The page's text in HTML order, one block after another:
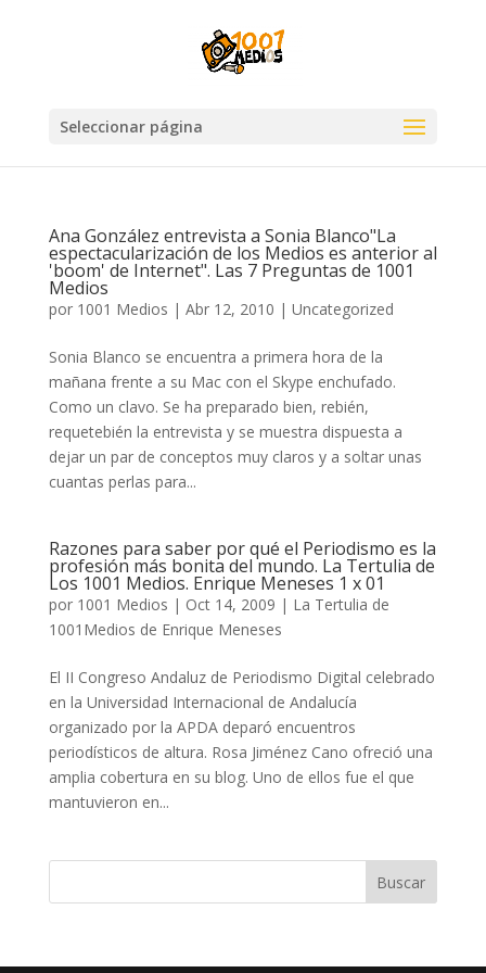
Seleccionar página
Ana González entrevista a Sonia Blanco"La
espectacularización de los Medios es anterior al
'boom' de Internet". Las 7 Preguntas de 1001
Medios
por 1001 Medios | Abr 12, 2010 | Uncategorized
Sonia Blanco se encuentra a primera hora de la
mañana frente a su Mac con el Skype enchufado.
Como un clavo. Se ha preparado bien, rebién,
requetebién la entrevista y se muestra dispuesta a
dejar un par de conceptos muy claros y a soltar unas
cuantas perlas para...
Razones para saber por qué el Periodismo es la
profesión más bonita del mundo. La Tertulia de
Los 1001 Medios. Enrique Meneses 1 x 01
por 1001 Medios | Oct 14, 2009 | La Tertulia de
1001Medios de Enrique Meneses
El II Congreso Andaluz de Periodismo Digital celebrado
en la Universidad Internacional de Andalucía
organizado por la APDA deparó encuentros
periodísticos de altura. Rosa Jiménez Cano ofreció una
amplia cobertura en su blog. Uno de ellos fue el que
mantuvieron en...